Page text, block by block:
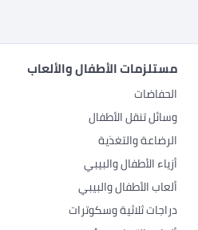
مستلزمات الأطفال والألعاب
الحفاضات
وسائل تنقل الأطفال
الرضاعة والتغذية
أزياء الأطفال والبيبي
ألعاب الأطفال والبيبي
دراجات ثلاثية وسكوترات